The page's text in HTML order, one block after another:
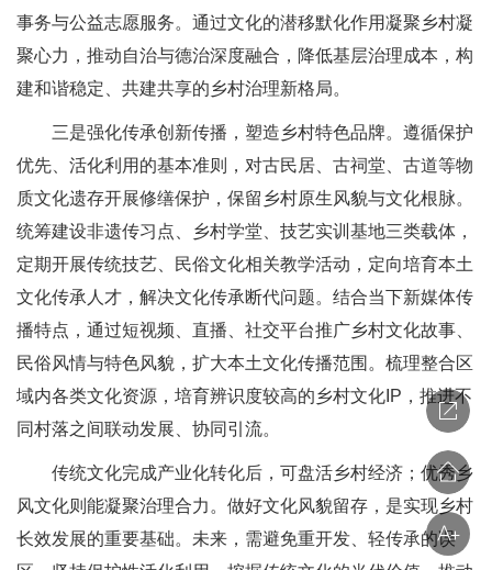
事务与公益志愿服务。通过文化的潜移默化作用凝聚乡村凝
聚心力，推动自治与德治深度融合，降低基层治理成本，构
建和谐稳定、共建共享的乡村治理新格局。
三是强化传承创新传播，塑造乡村特色品牌。遵循保护
优先、活化利用的基本准则，对古民居、古祠堂、古道等物
质文化遗存开展修缮保护，保留乡村原生风貌与文化根脉。
统筹建设非遗传习点、乡村学堂、技艺实训基地三类载体，
定期开展传统技艺、民俗文化相关教学活动，定向培育本土
文化传承人才，解决文化传承断代问题。结合当下新媒体传
播特点，通过短视频、直播、社交平台推广乡村文化故事、
民俗风情与特色风貌，扩大本土文化传播范围。梳理整合区
域内各类文化资源，培育辨识度较高的乡村文化IP，推进不
同村落之间联动发展、协同引流。
传统文化完成产业化转化后，可盘活乡村经济；优秀乡
风文化则能凝聚治理合力。做好文化风貌留存，是实现乡村
长效发展的重要基础。未来，需避免重开发、轻传承的误